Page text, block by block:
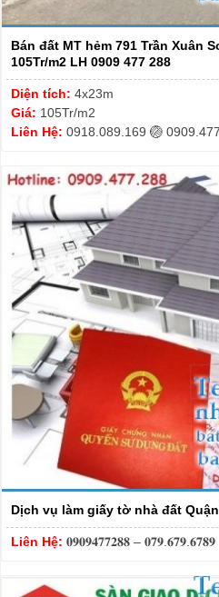
Bán đất MT hẻm 791 Trần Xuân
105Tr/m2 LH 0909 477 288
Diện tích: 4x23m
Giá: 105Tr/m2
Liên Hệ: 0918.089.169 ️🏐
Dịch vụ làm giấy tờ nhà đất
Liên Hệ: 𝟎𝟗𝟎𝟗𝟒𝟕𝟕𝟐𝟖𝟖 – 𝟎𝟕𝟗.𝟔𝟕𝟗.𝟔𝟕𝟖𝟗